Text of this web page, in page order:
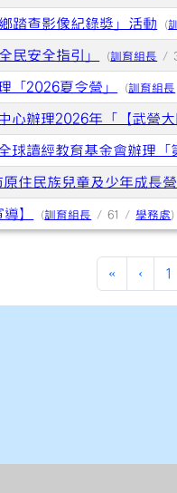
踏查影像紀錄獎」活動 (
民安全指引」 (訓育組長 /
「2026夏令營」 (訓育組長
心辦理2026年「【武營
球讀經教育基金會辦理「
住民族兒童及少年成長
】 (訓育組長 / 61 / 學務處)
« ‹ 1